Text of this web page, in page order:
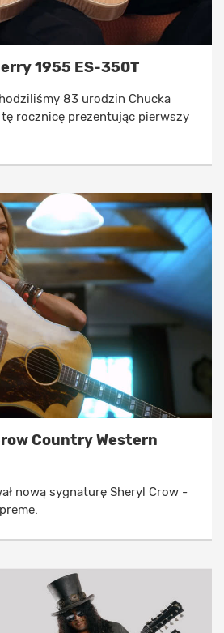
1955 ES-350T
83 urodzin Chucka
tę rocznicę prezentując pierwszy
Country Western
nową sygnaturę Sheryl Crow -